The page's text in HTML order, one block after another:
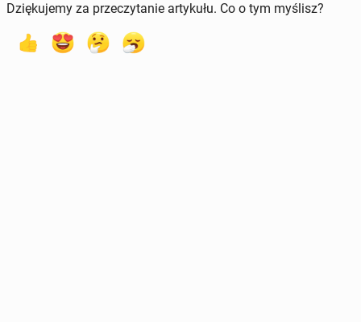
Dziękujemy za przeczytanie artykułu. Co o tym myślisz?